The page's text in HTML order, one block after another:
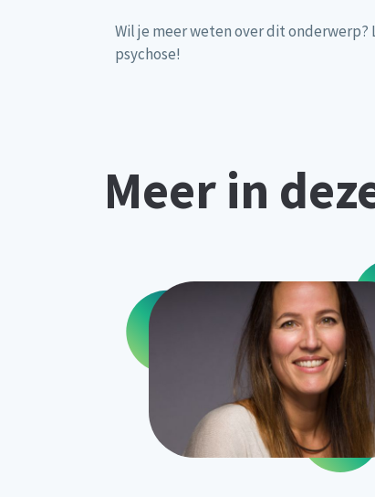
Wil je meer weten over dit onderwerp?
psychose!
Meer in